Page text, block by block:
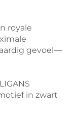
royale
gevoel—
in zwart